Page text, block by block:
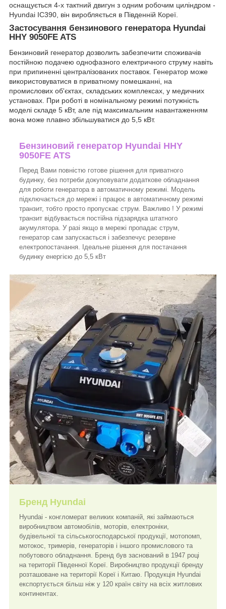
оснащується 4-х тактний двигун з одним робочим циліндром -
Hyundai IC390, він виробляється в Південній Кореї.
Застосування бензинового генератора Hyundai
HHY 9050FE ATS
Бензиновий генератор дозволить забезпечити споживачів
постійною подачею однофазного електричного струму навіть
при припиненні централізованих поставок. Генератор може
використовуватися в приватному помешканні, на
промислових об'єктах, складських комплексах, у медичних
установах. При роботі в номінальному режимі потужність
моделі складе 5 кВт, але під максимальним навантаженням
вона може плавно збільшуватися до 5,5 кВт.
Бензиновий генератор Hyundai HHY
9050FE ATS
Перед Вами повністю готове рішення для приватного
будинку, без потреби докуповувати додаткове обладнання
для роботи генератора в автоматичному режимі. Модель
підключається до мережі і працює в автоматичному режимі
транзит, тобто просто пропускає струм. Важливо ! У режимі
транзит відбувається постійна підзарядка штатного
акумулятора. У разі якщо в мережі пропадає струм,
генератор сам запускається і забезпечує резервне
електропостачання. Ідеальне рішення для постачання
будинку енергією до 5,5 кВт
Бренд Hyundai
Hyundai - конгломерат великих компаній, які займаються
виробництвом автомобілів, моторів, електроніки,
будівельної та сільськогосподарської продукції, мотопомп,
мотокос, тримерів, генераторів і іншого промислового та
побутового обладнання. Бренд був заснований в 1947 році
на території Південної Кореї. Виробництво продукції бренду
розташоване на території Кореї і Китаю. Продукція Hyundai
експортується більш ніж у 120 країн світу на всіх житлових
континентах.